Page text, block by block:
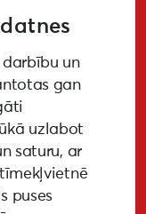
LKA PĒTĪJUMS
un
gan
uzlabot
saturu, ar
puses